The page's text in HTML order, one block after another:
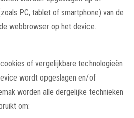
PC, tablet of smartphone) van de
webbrowser op het device.
of vergelijkbare technologieën
wordt opgeslagen en/of
worden alle dergelijke technieken
om: